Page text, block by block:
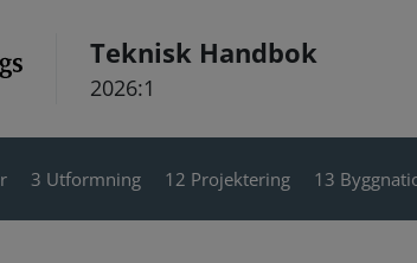
Teknisk Handbok
2026:1
3 Utformning 12 Projektering 13